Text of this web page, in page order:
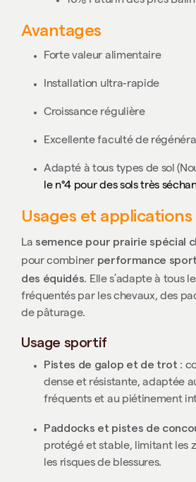
Avantages
Forte valeur alimentaire
Installation ultra-rapide
Croissance régulière
Excellente faculté de
Adapté à tous types de sol
le n°4 pour des sols très
Usages et applications
La semence pour prairie spécial
pour combiner performance
des équidés. Elle s’adapte à tous
fréquentés par les chevaux, des
de pâturage.
Usage sportif
Pistes de galop et de trot :
dense et résistante, adaptée
fréquents et au piétinement
Paddocks et pistes de
protégé et stable, limitant les
les risques de blessures.